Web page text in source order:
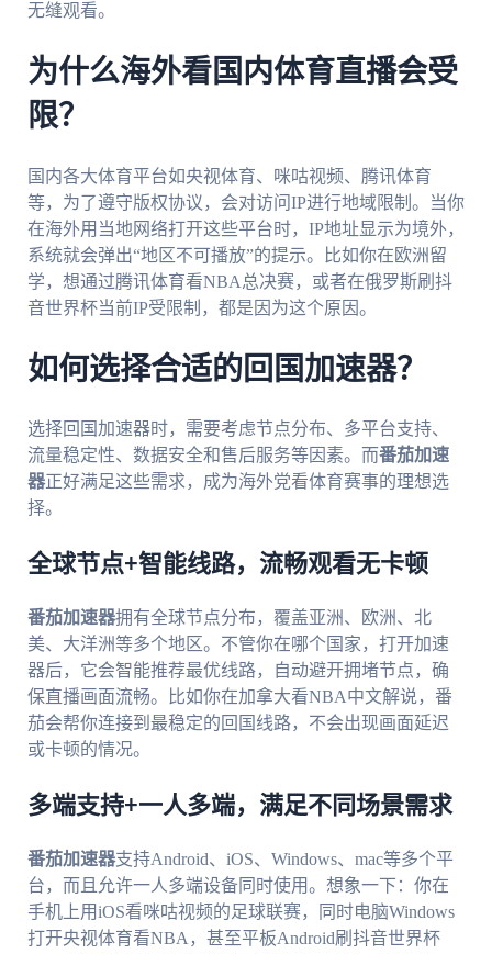
无缝观看。
为什么海外看国内体育直播会受
限？
国内各大体育平台如央视体育、咪咕视频、腾讯体育
等，为了遵守版权协议，会对访问IP进行地域限制。当你
在海外用当地网络打开这些平台时，IP地址显示为境外，
系统就会弹出“地区不可播放”的提示。比如你在欧洲留
学，想通过腾讯体育看NBA总决赛，或者在俄罗斯刷抖
音世界杯当前IP受限制，都是因为这个原因。
如何选择合适的回国加速器？
选择回国加速器时，需要考虑节点分布、多平台支持、
流量稳定性、数据安全和售后服务等因素。而番茄加速
器正好满足这些需求，成为海外党看体育赛事的理想选
择。
全球节点+智能线路，流畅观看无卡顿
番茄加速器拥有全球节点分布，覆盖亚洲、欧洲、北
美、大洋洲等多个地区。不管你在哪个国家，打开加速
器后，它会智能推荐最优线路，自动避开拥堵节点，确
保直播画面流畅。比如你在加拿大看NBA中文解说，番
茄会帮你连接到最稳定的回国线路，不会出现画面延迟
或卡顿的情况。
多端支持+一人多端，满足不同场景需求
番茄加速器支持Android、iOS、Windows、mac等多个平
台，而且允许一人多端设备同时使用。想象一下：你在
手机上用iOS看咪咕视频的足球联赛，同时电脑Windows
打开央视体育看NBA，甚至平板Android刷抖音世界杯